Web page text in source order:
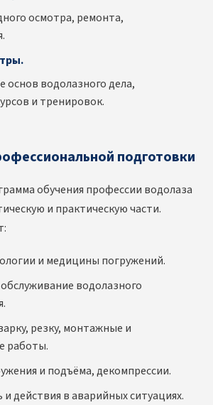
осмотра, ремонта,
основ водолазного дела,
и тренировок.
подготовки
обучения профессии водолаза
и практическую части.
и медицины погружений.
водолазного
резку, монтажные и
работы.
и подъёма, декомпрессии.
и действия в аварийных ситуациях.